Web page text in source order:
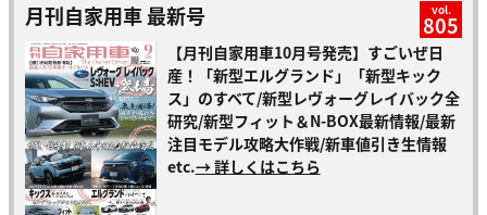
月刊自家用車 最新号 vol.
805
【月刊自家用車10月号発売】すごいぜ日
産！「新型エルグランド」「新型キック
ス」のすべて/新型レヴォーグレイバック全
研究/新型フィット＆N-BOX最新情報/最新
注目モデル攻略大作戦/新車値引き生情報
etc.→ 詳しくはこちら